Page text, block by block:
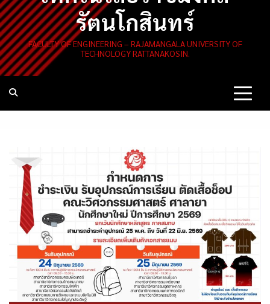
รัตนโกสินทร์
FACULTY OF ENGINEERING – RAJAMANGALA UNIVERSITY OF
TECHNOLOGY RATTANAKOSIN.